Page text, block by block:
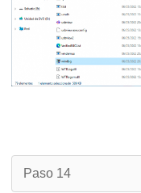
Paso 14